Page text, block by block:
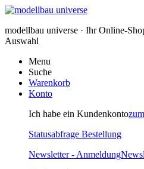
modellbau universe · Ihr Online-
Auswahl
Menu
Suche
Warenkorb
Konto
Ich habe ein Kundenkonto
Statusabfrage Bestellung
Newsletter - Anmeldung